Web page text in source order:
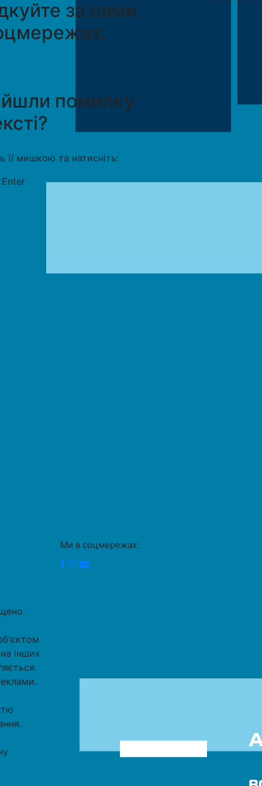
за нами
помилку
її мишкою та натисніть:
Enter
інших
Ми в соцмережах: